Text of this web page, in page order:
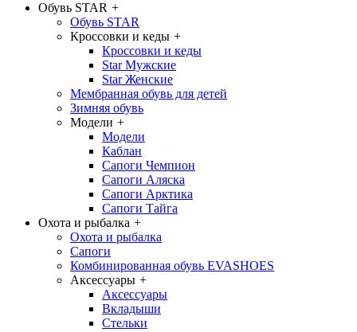
Обувь STAR +
Обувь STAR
Кроссовки и кеды +
Кроссовки и кеды
Star Мужские
Star Женские
Мембранная обувь для детей
Зимняя обувь
Модели +
Модели
Каблан
Сапоги Чемпион
Сапоги Аляска
Сапоги Арктика
Сапоги Тайга
Охота и рыбалка +
Охота и рыбалка
Сапоги
Комбинированная обувь EVASHOES
Аксессуары +
Аксессуары
Вкладыши
Стельки